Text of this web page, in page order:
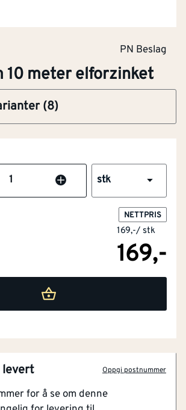
PN Beslag
10 meter elforzinket
(8)
stk
NETTPRIS
169,-/ stk
169,-
levert Oppgi postnummer
for å se om denne